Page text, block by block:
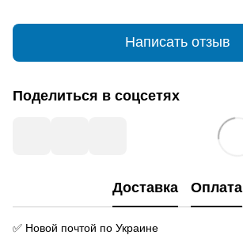
Написать отзыв
Поделиться в соцсетях
Доставка Оплата
✅ Новой почтой по Украине